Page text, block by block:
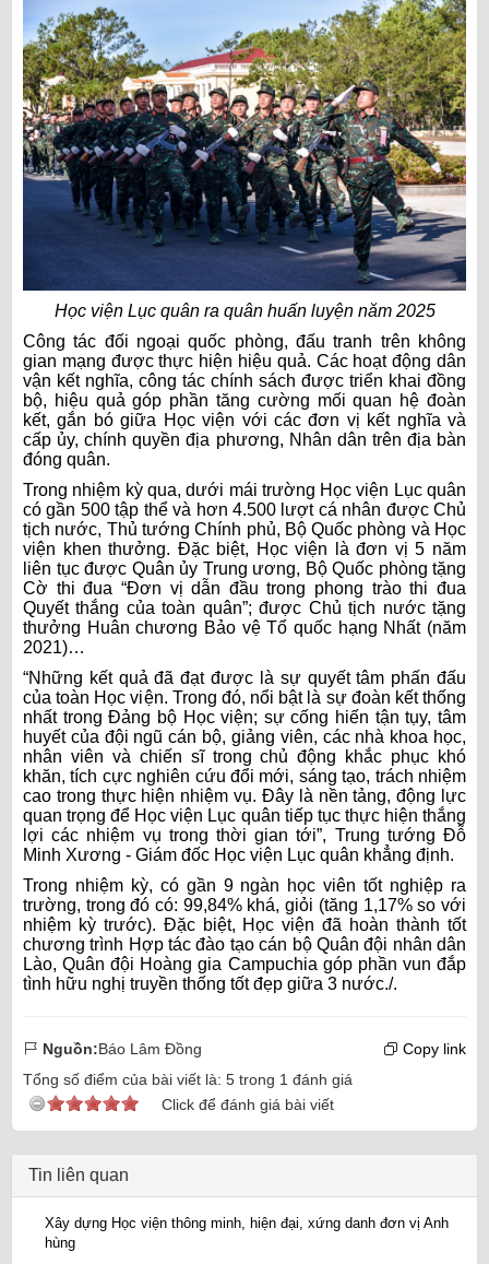
Học viện Lục quân ra quân huấn luyện năm 2025
Công tác đối ngoại quốc phòng, đấu tranh trên không
gian mạng được thực hiện hiệu quả. Các hoạt động dân
vận kết nghĩa, công tác chính sách được triển khai đồng
bộ, hiệu quả góp phần tăng cường mối quan hệ đoàn
kết, gắn bó giữa Học viện với các đơn vị kết nghĩa và
cấp ủy, chính quyền địa phương, Nhân dân trên địa bàn
đóng quân.
Trong nhiệm kỳ qua, dưới mái trường Học viện Lục quân
có gần 500 tập thể và hơn 4.500 lượt cá nhân được Chủ
tịch nước, Thủ tướng Chính phủ, Bộ Quốc phòng và Học
viện khen thưởng. Đặc biệt, Học viện là đơn vị 5 năm
liên tục được Quân ủy Trung ương, Bộ Quốc phòng tặng
Cờ thi đua “Đơn vị dẫn đầu trong phong trào thi đua
Quyết thắng của toàn quân”; được Chủ tịch nước tặng
thưởng Huân chương Bảo vệ Tổ quốc hạng Nhất (năm
2021)…
“Những kết quả đã đạt được là sự quyết tâm phấn đấu
của toàn Học viện. Trong đó, nổi bật là sự đoàn kết thống
nhất trong Đảng bộ Học viện; sự cống hiến tận tụy, tâm
huyết của đội ngũ cán bộ, giảng viên, các nhà khoa học,
nhân viên và chiến sĩ trong chủ động khắc phục khó
khăn, tích cực nghiên cứu đổi mới, sáng tạo, trách nhiệm
cao trong thực hiện nhiệm vụ. Đây là nền tảng, động lực
quan trọng để Học viện Lục quân tiếp tục thực hiện thắng
lợi các nhiệm vụ trong thời gian tới”, Trung tướng Đỗ
Minh Xương - Giám đốc Học viện Lục quân khẳng định.
Trong nhiệm kỳ, có gần 9 ngàn học viên tốt nghiệp ra
trường, trong đó có: 99,84% khá, giỏi (tăng 1,17% so với
nhiệm kỳ trước). Đặc biệt, Học viện đã hoàn thành tốt
chương trình Hợp tác đào tạo cán bộ Quân đội nhân dân
Lào, Quân đội Hoàng gia Campuchia góp phần vun đắp
tình hữu nghị truyền thống tốt đẹp giữa 3 nước./.
Nguồn:Báo Lâm Đồng
Copy link
Tổng số điểm của bài viết là: 5 trong 1 đánh giá
Click để đánh giá bài viết
Tin liên quan
Xây dựng Học viện thông minh, hiện đại, xứng danh đơn vị Anh
hùng